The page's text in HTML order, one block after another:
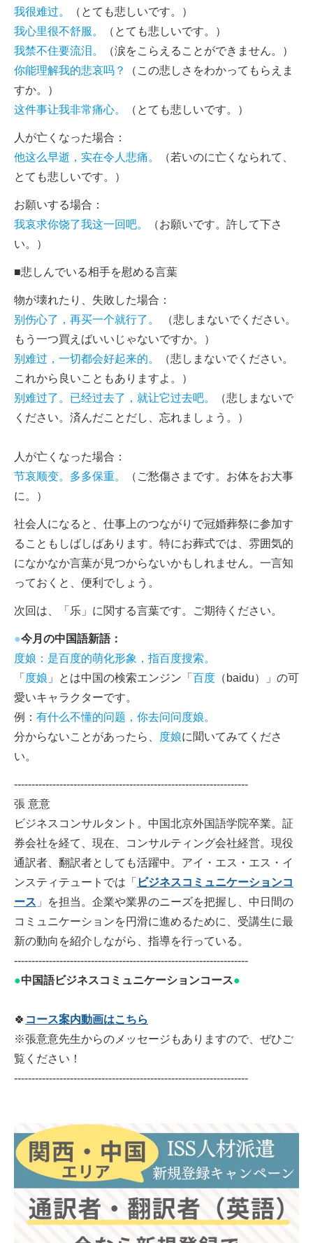
我很难过。
（とても悲しいです。）
我心里很不舒服。
（とても悲しいです。）
我禁不住要流泪。
（涙をこらえることができません。）
你能理解我的悲哀吗？
（この悲しさをわかってもらえま
すか。）
这件事让我非常痛心。
（とても悲しいです。）
人が亡くなった場合：
他这么早逝，实在令人悲痛。
（若いのに亡くなられて、
とても悲しいです。）
お願いする場合：
我哀求你饶了我这一回吧。
（お願いです。許して下さ
い。）
■悲しんでいる相手を慰める言葉
物が壊れたり、失敗した場合：
别伤心了，再买一个就行了。
（悲しまないでください。
もう一つ買えばいいじゃないですか。）
别难过，一切都会好起来的。
（悲しまないでください。
これから良いこともありますよ。）
别难过了。已经过去了，就让它过去吧。
（悲しまないで
ください。済んだことだし、忘れましょう。）
人が亡くなった場合：
节哀顺变。多多保重。
（ご愁傷さまです。お体をお大事
に。）
社会人になると、仕事上のつながりで冠婚葬祭に参加す
ることもしばしばあります。特にお葬式では、雰囲気的
になかなか言葉が見つからないかもしれません。一言知
っておくと、便利でしょう。
次回は、「乐」に関する言葉です。ご期待ください。
●今月の中国語新語：
度娘：是百度的萌化形象，指百度搜索。
「 度娘 」とは中国の検索エンジン「 百度 （baidu）」の可
愛いキャラクターです。
例： 有什么不懂的问题，你去问问度娘。
分からないことがあったら、
度娘に聞いてみてくださ
い。
-------------------------------------------------------------------
張 意意
ビジネスコンサルタント。中国北京外国語学院卒業。証
券会社を経て、現在、コンサルティング会社経営。現役
通訳者、翻訳者としても活躍中。アイ・エス・エス・イ
ンスティテュートでは「 ビジネスコミュニケーションコ
ース 」を担当。企業や業界のニーズを把握し、中日間の
コミュニケーションを円滑に進めるために、受講生に最
新の動向を紹介しながら、指導を行っている。
-------------------------------------------------------------------
●中国語ビジネスコミュニケーションコース●
🍀 コース案内動画はこちら
※張意意先生からのメッセージもありますので、ぜひご
覧ください！
-------------------------------------------------------------------